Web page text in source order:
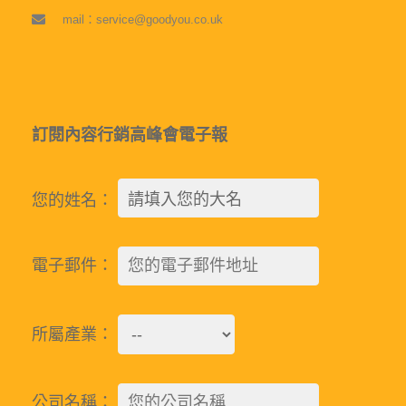
mail：service@goodyou.co.uk
訂閱內容行銷高峰會電子報
您的姓名：
電子郵件：
所屬產業：
公司名稱：